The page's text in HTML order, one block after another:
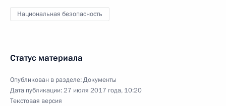
Национальная безопасность
Статус материала
Опубликован в разделе:Документы
Дата публикации:27 июля 2017 года, 10:20
Текстовая версия